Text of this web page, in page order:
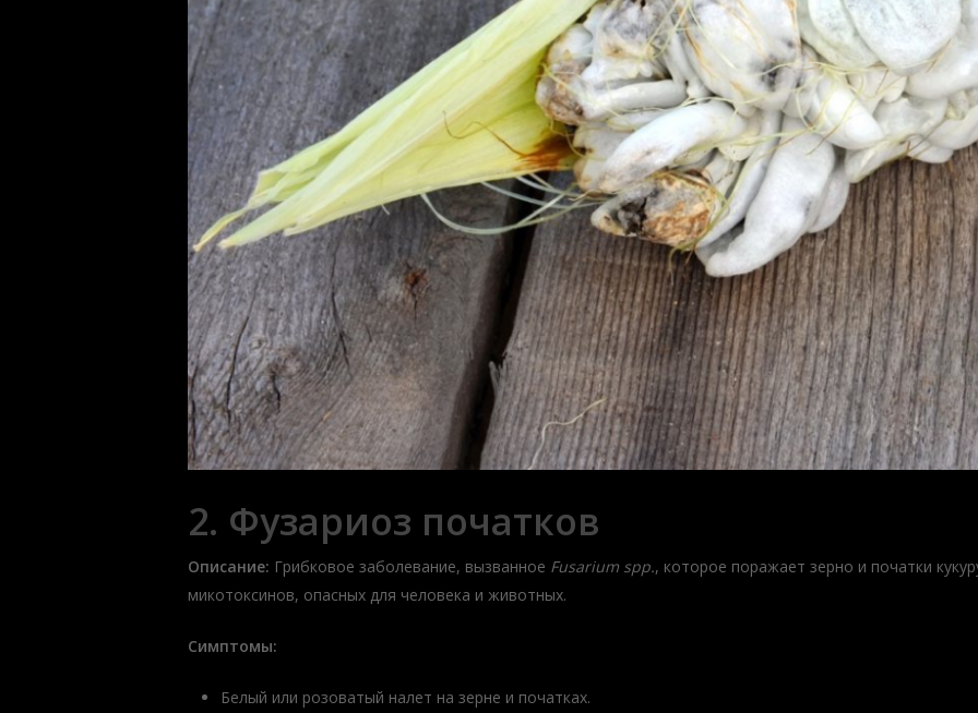
2. Фузариоз початков
Описание: Грибковое заболевание, вызванное Fusarium spp., которое поражает зерно и початки
микотоксинов, опасных для человека и животных.
Симптомы:
Белый или розоватый налет на зерне и початках.